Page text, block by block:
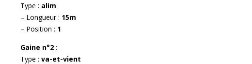
Type : alim
– Longueur : 15m
– Position : 1
Gaine n°2 :
Type : va-et-vient